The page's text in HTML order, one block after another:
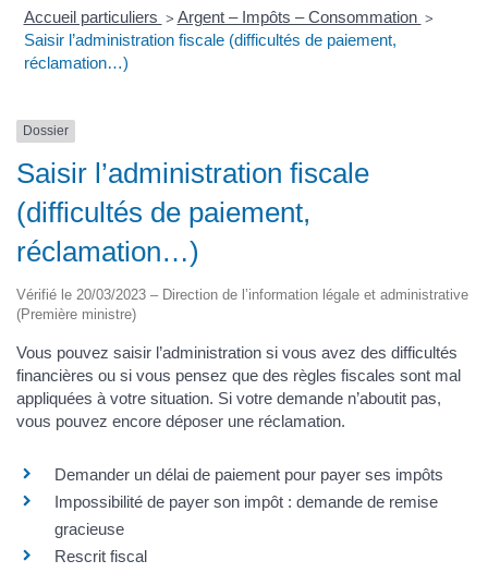
Accueil particuliers > Argent – Impôts – Consommation >
Saisir l’administration fiscale (difficultés de paiement,
réclamation…)
Dossier
Saisir l’administration fiscale
(difficultés de paiement,
réclamation…)
Vérifié le 20/03/2023 – Direction de l’information légale et administrative
(Première ministre)
Vous pouvez saisir l’administration si vous avez des difficultés
financières ou si vous pensez que des règles fiscales sont mal
appliquées à votre situation. Si votre demande n’aboutit pas,
vous pouvez encore déposer une réclamation.
Demander un délai de paiement pour payer ses impôts
Impossibilité de payer son impôt : demande de remise
gracieuse
Rescrit fiscal